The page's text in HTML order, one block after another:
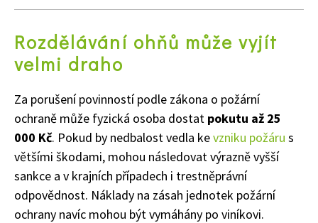
Naše krásná zahrada
Rozdělávání ohňů může vyjít
velmi draho
Za porušení povinností podle zákona o požární
ochraně může fyzická osoba dostat pokutu až 25
000 Kč. Pokud by nedbalost vedla kevzniku požáru s
většími škodami, mohou následovat výrazně vyšší
sankce a v krajních případech i trestněprávní
odpovědnost. Náklady na zásah jednotek požární
ochrany navíc mohou být vymáhány po viníkovi.